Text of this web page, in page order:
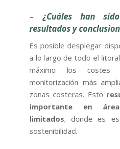
–¿Cuáles han
resultados y
Es posible desplegar
a lo largo de todo el
máximo los costes
monitorización más
zonas costeras. Esto
importante en
limitados, donde es
sostenibilidad.